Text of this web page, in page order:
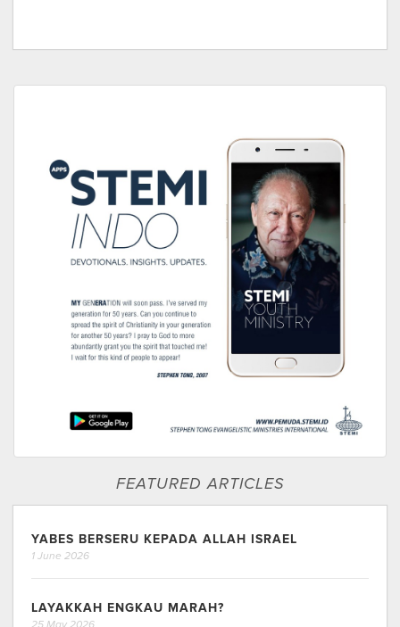
FEATURED ARTICLES
YABES BERSERU KEPADA ALLAH ISRAEL
1 June 2026
LAYAKKAH ENGKAU MARAH?
25 May 2026